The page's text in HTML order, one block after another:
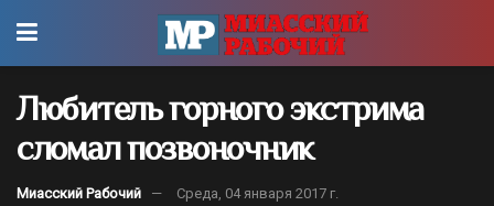
Любитель горного экстрима
сломал позвоночник
Миасский Рабочий Среда, 04 января 2017 г.